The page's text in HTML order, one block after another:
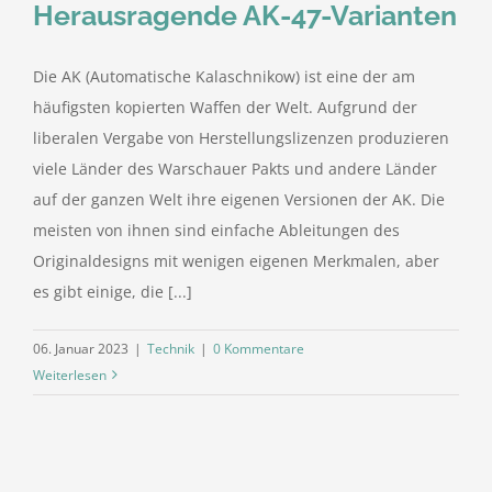
Herausragende AK-47-Varianten
Die AK (Automatische Kalaschnikow) ist eine der am
häufigsten kopierten Waffen der Welt. Aufgrund der
liberalen Vergabe von Herstellungslizenzen produzieren
viele Länder des Warschauer Pakts und andere Länder
auf der ganzen Welt ihre eigenen Versionen der AK. Die
meisten von ihnen sind einfache Ableitungen des
Originaldesigns mit wenigen eigenen Merkmalen, aber
es gibt einige, die [...]
06. Januar 2023 | Technik | 0 Kommentare
Weiterlesen